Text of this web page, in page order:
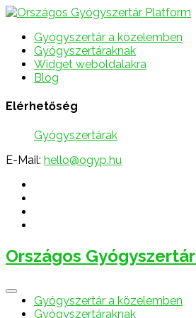
Gyógyszertár a közelemben
Gyógyszertáraknak
Widget weboldalakra
Blog
Elérhetőség
Gyógyszertárak
E-Mail: hello@ogyp.hu
Országos
Gyógyszertár a közelemben
Gyógyszertáraknak